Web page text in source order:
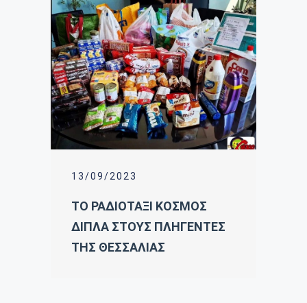
13/09/2023
ΤΟ ΡΑΔΙΟΤΑΞΙ ΚΟΣΜΟΣ
ΔΙΠΛΑ ΣΤΟΥΣ ΠΛΗΓΕΝΤΕΣ
ΤΗΣ ΘΕΣΣΑΛΙΑΣ